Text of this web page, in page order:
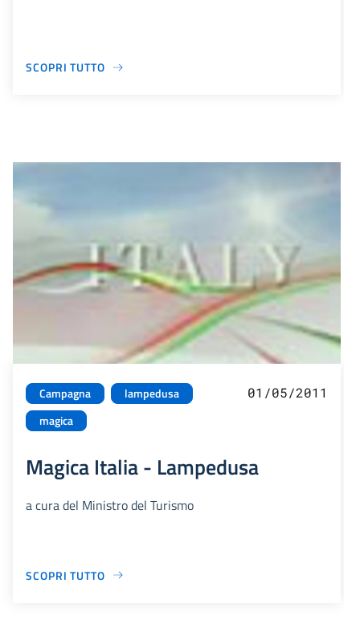
SCOPRI TUTTO
Campagna
lampedusa
magica
01/05/2011
Magica Italia - Lampedusa
a cura del Ministro del Turismo
SCOPRI TUTTO